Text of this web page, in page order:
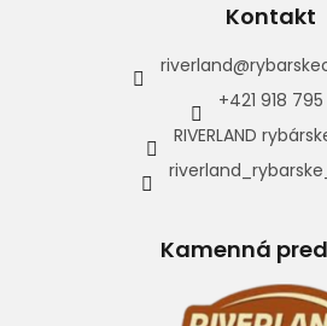
Kontakt
riverland@
+421 918
RIVERLAND
Kamenná